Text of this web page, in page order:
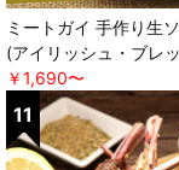
ミートガイ 手作り生
(アイリッシュ・ブレ
スト) ＊軽減税率対
イ]
￥1,690〜